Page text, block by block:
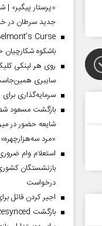
جدید سرطان در
باشکوه شکارچیان
روی هر لینکی
سایبری
سرمایه‌گذاری برای
بازگشت مسعود
شایعه حضور در میز
«مرد سه‌هزارچهره»
بازنشستگان
درخواست
اجیر کردن قاتل